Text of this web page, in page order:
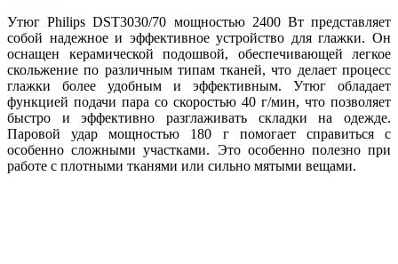
Утюг Philips DST3030/70 мощностью 2400 Вт представляет
собой надежное и эффективное устройство для глажки. Он
оснащен керамической подошвой, обеспечивающей легкое
скольжение по различным типам тканей, что делает процесс
глажки более удобным и эффективным. Утюг обладает
функцией подачи пара со скоростью 40 г/мин, что позволяет
быстро и эффективно разглаживать складки на одежде.
Паровой удар мощностью 180 г помогает справиться с
особенно сложными участками. Это особенно полезно при
работе с плотными тканями или сильно мятыми вещами.